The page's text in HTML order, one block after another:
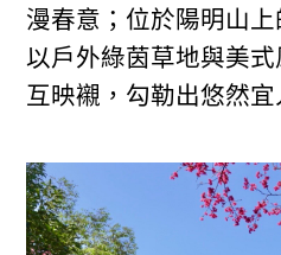
漫春意；位於陽明山
以戶外綠茵草地與美
互映襯，勾勒出悠然